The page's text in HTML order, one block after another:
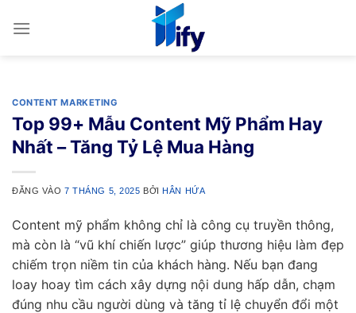
qua
CONTENT MARKETING
Top 99+ Mẫu Content Mỹ Phẩm Hay
Nhất – Tăng Tỷ Lệ Mua Hàng
ĐĂNG VÀO7 THÁNG 5, 2025 BỞIHÂN HỨA
Content mỹ phẩm không chỉ là công cụ truyền thông,
mà còn là “vũ khí chiến lược” giúp thương hiệu làm đẹp
chiếm trọn niềm tin của khách hàng. Nếu bạn đang
loay hoay tìm cách xây dựng nội dung hấp dẫn, chạm
đúng nhu cầu người dùng và tăng tỉ lệ chuyển đổi một